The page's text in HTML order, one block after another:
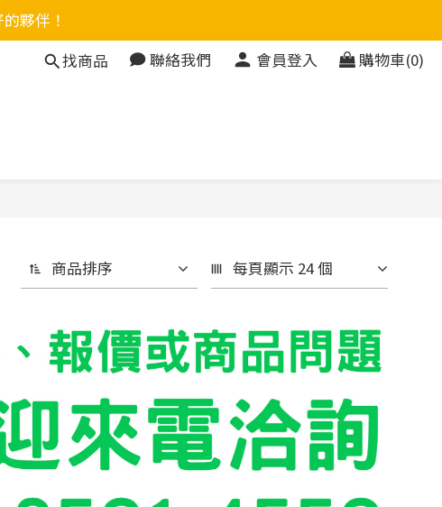
夥伴！
找商品
聯絡我們 會員登入 購物車(0)
商品排序 每頁顯示 24 個